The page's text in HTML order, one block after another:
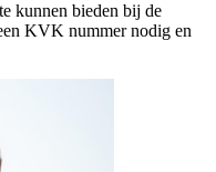
kunnen bieden bij de
KVK nummer nodig en